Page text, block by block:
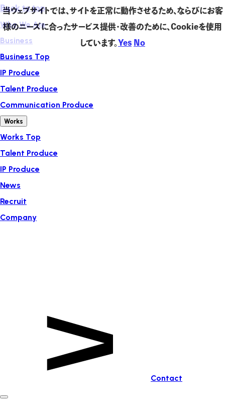
Back to top
Who We Are
Business
Business Top
IP Produce
Talent Produce
Communication Produce
Works
Works Top
Talent Produce
IP Produce
News
Recruit
Company
Contact
当ウェブサイトでは、サイトを正常に動作させるため、ならびにお客
様のニーズに合ったサービス提供・改善のために、Cookieを使用
しています。Yes No